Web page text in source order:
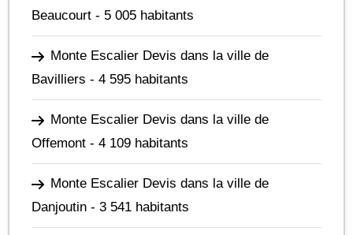
Beaucourt - 5 005 habitants
Monte Escalier Devis dans la ville de
Bavilliers - 4 595 habitants
Monte Escalier Devis dans la ville de
Offemont - 4 109 habitants
Monte Escalier Devis dans la ville de
Danjoutin - 3 541 habitants